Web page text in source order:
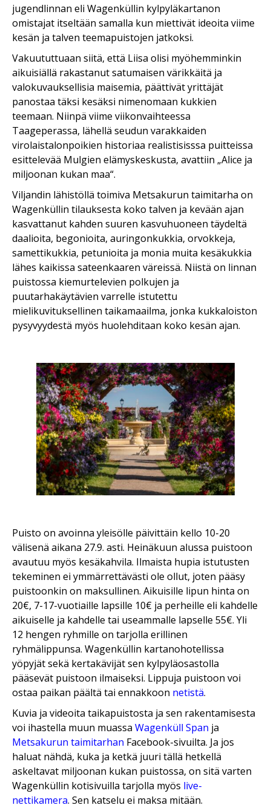
jugendlinnan eli Wagenküllin kylpyläkartanon
omistajat itseltään samalla kun miettivät ideoita viime
kesän ja talven teemapuistojen jatkoksi.
Vakuututtuaan siitä, että Liisa olisi myöhemminkin
aikuisiällä rakastanut satumaisen värikkäitä ja
valokuvauksellisia maisemia, päättivät yrittäjät
panostaa täksi kesäksi nimenomaan kukkien
teemaan. Niinpä viime viikonvaihteessa
Taageperassa, lähellä seudun varakkaiden
virolaistalonpoikien historiaa realistisisssa puitteissa
esittelevää Mulgien elämyskeskusta, avattiin „Alice ja
miljoonan kukan maa“.
Viljandin lähistöllä toimiva Metsakurun taimitarha on
Wagenküllin tilauksesta koko talven ja kevään ajan
kasvattanut kahden suuren kasvuhuoneen täydeltä
daalioita, begonioita, auringonkukkia, orvokkeja,
samettikukkia, petunioita ja monia muita kesäkukkia
lähes kaikissa sateenkaaren väreissä. Niistä on linnan
puistossa kiemurtelevien polkujen ja
puutarhakäytävien varrelle istutettu
mielikuvituksellinen taikamaailma, jonka kukkaloiston
pysyvyydestä myös huolehditaan koko kesän ajan.
Puisto on avoinna yleisölle päivittäin kello 10-20
välisenä aikana 27.9. asti. Heinäkuun alussa puistoon
avautuu myös kesäkahvila. Ilmaista hupia istutusten
tekeminen ei ymmärrettävästi ole ollut, joten pääsy
puistoonkin on maksullinen. Aikuisille lipun hinta on
20€, 7-17-vuotiaille lapsille 10€ ja perheille eli kahdelle
aikuiselle ja kahdelle tai useammalle lapselle 55€. Yli
12 hengen ryhmille on tarjolla erillinen
ryhmälippunsa. Wagenküllin kartanohotellissa
yöpyjät sekä kertakävijät sen kylpyläosastolla
pääsevät puistoon ilmaiseksi. Lippuja puistoon voi
ostaa paikan päältä tai ennakkoon netistä.
Kuvia ja videoita taikapuistosta ja sen rakentamisesta
voi ihastella muun muassa Wagenküll Span ja
Metsakurun taimitarhan Facebook-sivuilta. Ja jos
haluat nähdä, kuka ja ketkä juuri tällä hetkellä
askeltavat miljoonan kukan puistossa, on sitä varten
Wagenküllin kotisivuilla tarjolla myös live-
nettikamera. Sen katselu ei maksa mitään.